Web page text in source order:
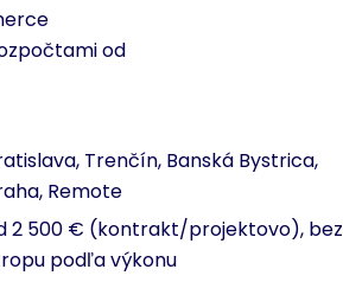
od
Trenčín, Banská Bystrica,
Remote
2 500 € (kontrakt/projektovo), bez
podľa výkonu